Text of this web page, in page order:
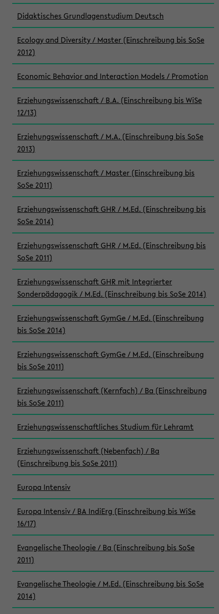
Didaktisches Grundlagenstudium Deutsch
Ecology and Diversity / Master (Einschreibung bis SoSe
2012)
Economic Behavior and Interaction Models / Promotion
Erziehungswissenschaft / B.A. (Einschreibung bis WiSe
12/13)
Erziehungswissenschaft / M.A. (Einschreibung bis SoSe
2013)
Erziehungswissenschaft / Master (Einschreibung bis
SoSe 2011)
Erziehungswissenschaft GHR / M.Ed. (Einschreibung bis
SoSe 2014)
Erziehungswissenschaft GHR / M.Ed. (Einschreibung bis
SoSe 2011)
Erziehungswissenschaft GHR mit Integrierter
Sonderpädagogik / M.Ed. (Einschreibung bis SoSe 2014)
Erziehungswissenschaft GymGe / M.Ed. (Einschreibung
bis SoSe 2014)
Erziehungswissenschaft GymGe / M.Ed. (Einschreibung
bis SoSe 2011)
Erziehungswissenschaft (Kernfach) / Ba (Einschreibung
bis SoSe 2011)
Erziehungswissenschaftliches Studium für Lehramt
Erziehungswissenschaft (Nebenfach) / Ba
(Einschreibung bis SoSe 2011)
Europa Intensiv
Europa Intensiv / BA IndiErg (Einschreibung bis WiSe
16/17)
Evangelische Theologie / Ba (Einschreibung bis SoSe
2011)
Evangelische Theologie / M.Ed. (Einschreibung bis SoSe
2014)